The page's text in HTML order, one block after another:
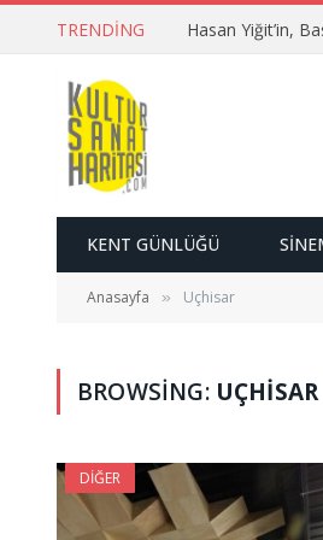
TRENDING Hasan Yiğit’in,
KENT GÜNLÜĞÜ
Anasayfa » Uçhisar
BROWSING: UÇHISAR
DIĞER